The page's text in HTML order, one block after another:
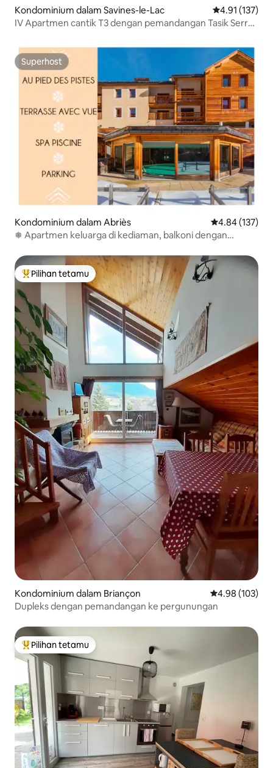
Kondominium dalam Savines-le-Lac Penarafan
4.91 (137)
IV Apartmen cantik T3 dengan pemandangan Tasik Serre-
Superhost
Superhost
Kondominium dalam Abriès Penarafan
4.84 (137)
❅ Apartmen keluarga di kediaman, balkoni dengan
Pilihan utama tetamu
Pilihan tetamu
Kondominium dalam Briançon Penarafan
4.98 (103)
Dupleks dengan pemandangan ke pergunungan
Pilihan utama tetamu
Pilihan tetamu